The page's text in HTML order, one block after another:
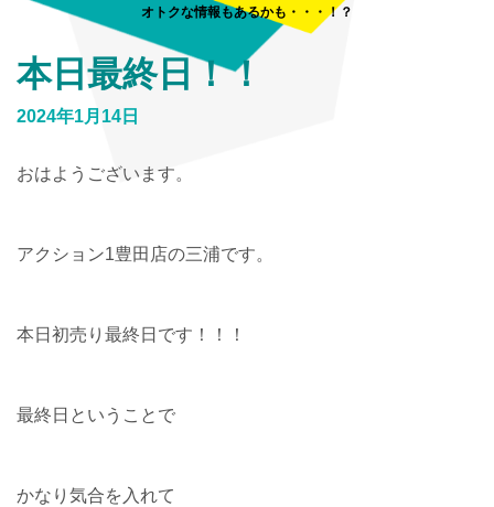
オトクな情報もあるかも・・・！？
本日最終日！！
2024年1月14日
おはようございます。
アクション1豊田店の三浦です。
本日初売り最終日です！！！
最終日ということで
かなり気合を入れて